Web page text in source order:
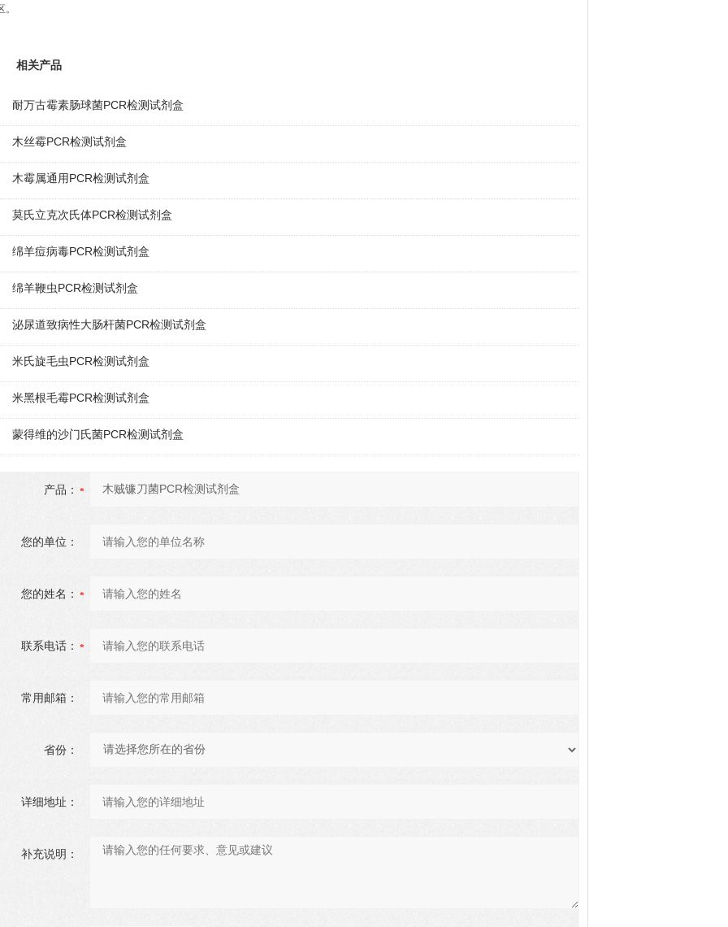
。
相关产品
耐万古霉素肠球菌PCR检测试剂盒
木丝霉PCR检测试剂盒
木霉属通用PCR检测试剂盒
莫氏立克次氏体PCR检测试剂盒
绵羊痘病毒PCR检测试剂盒
绵羊鞭虫PCR检测试剂盒
泌尿道致病性大肠杆菌PCR检测试剂盒
米氏旋毛虫PCR检测试剂盒
米黑根毛霉PCR检测试剂盒
蒙得维的沙门氏菌PCR检测试剂盒
产品：
您的单位：
您的姓名：
联系电话：
常用邮箱：
省份：
详细地址：
补充说明：